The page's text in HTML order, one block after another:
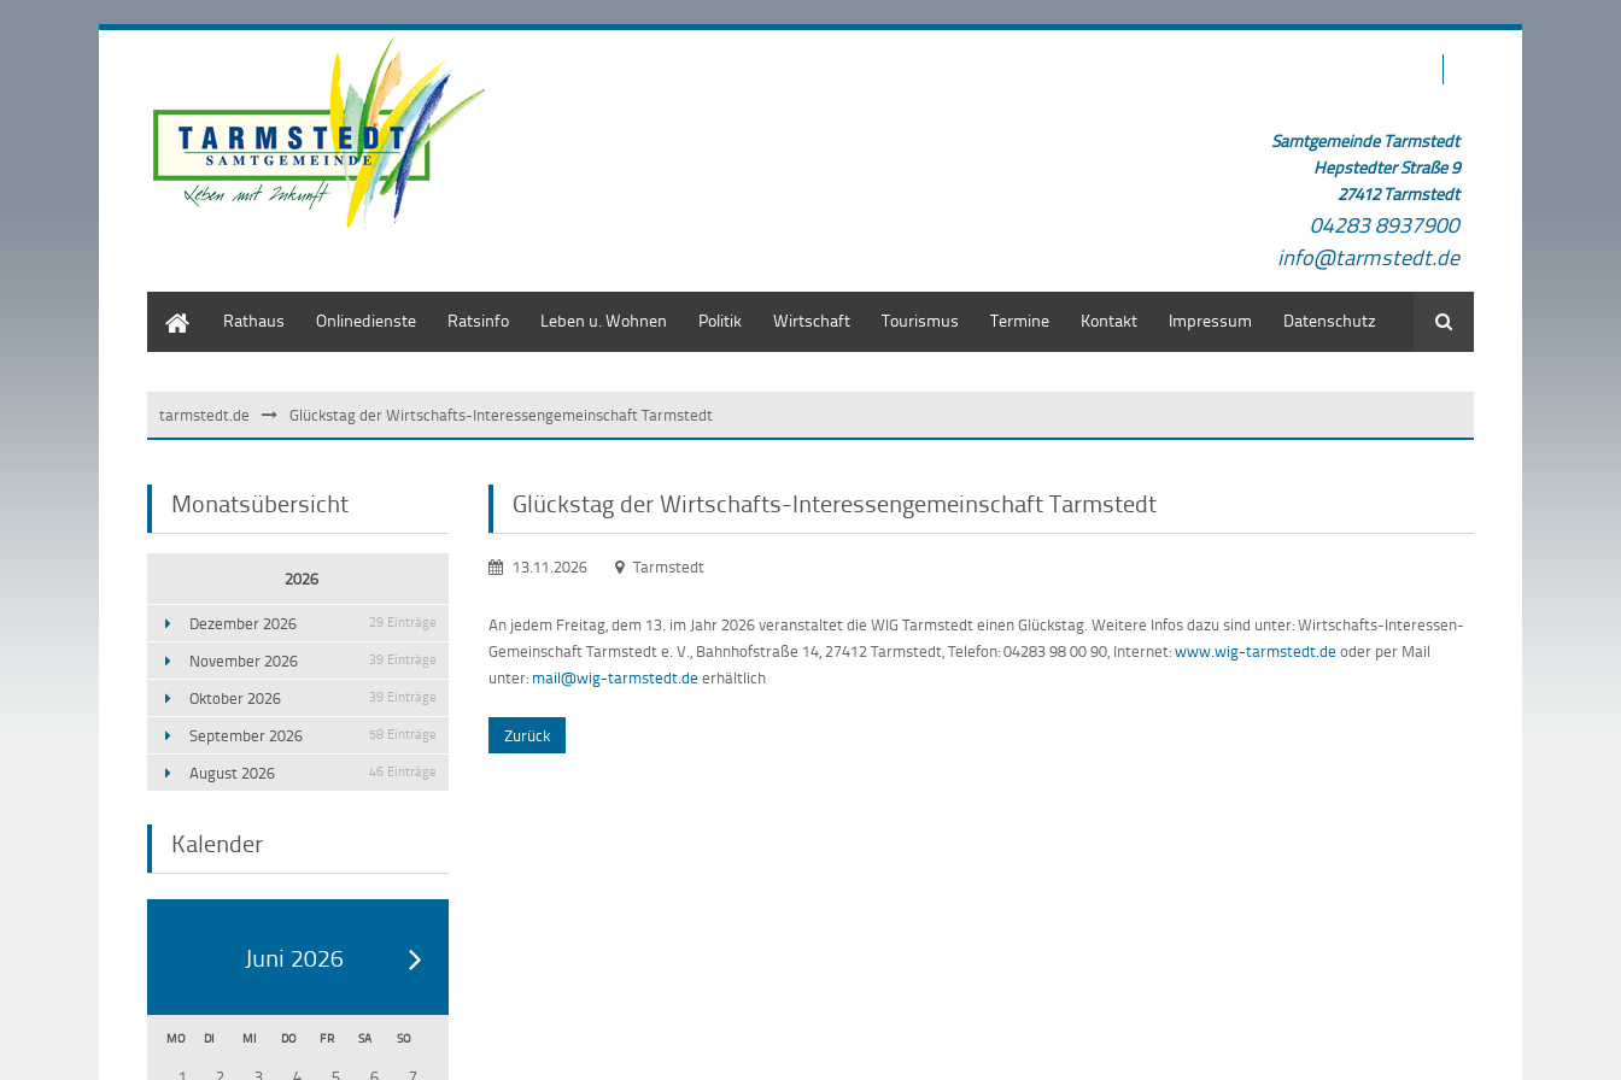
Samtgemeinde Tarmstedt
Hepstedter Straße 9
27412 Tarmstedt
04283 8937900
info@tarmstedt.de
Rathaus Onlinedienste Ratsinfo Leben u. Wohnen Politik Wirtschaft Tourismus Termine Kontakt Impressum Datenschutz Suche
tarmstedt.de Glückstag der Wirtschafts-Interessengemeinschaft Tarmstedt
Monatsübersicht
2026
Dezember 2026 29 Einträge
November 2026 39 Einträge
Oktober 2026 39 Einträge
September 2026 58 Einträge
August 2026 46 Einträge
Kalender
Juni 2026
MO DI MI DO FR SA SO
Glückstag der Wirtschafts-Interessengemeinschaft Tarmstedt
13.11.2026 Tarmstedt
An jedem Freitag, dem 13. im Jahr 2026 veranstaltet die WIG Tarmstedt einen Glückstag. Weitere Infos dazu sind unter: Wirtschafts-Interessen-
Gemeinschaft Tarmstedt e. V., Bahnhofstraße 14, 27412 Tarmstedt, Telefon: 04283 98 00 90, Internet:www.wig-tarmstedt.deoder per Mail
unter: mail@wig-tarmstedt.de erhältlich
Zurück